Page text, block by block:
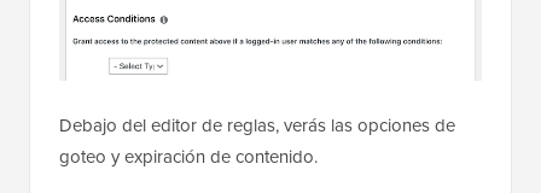
Debajo del editor de reglas, verás las opciones de
goteo y expiración de contenido.